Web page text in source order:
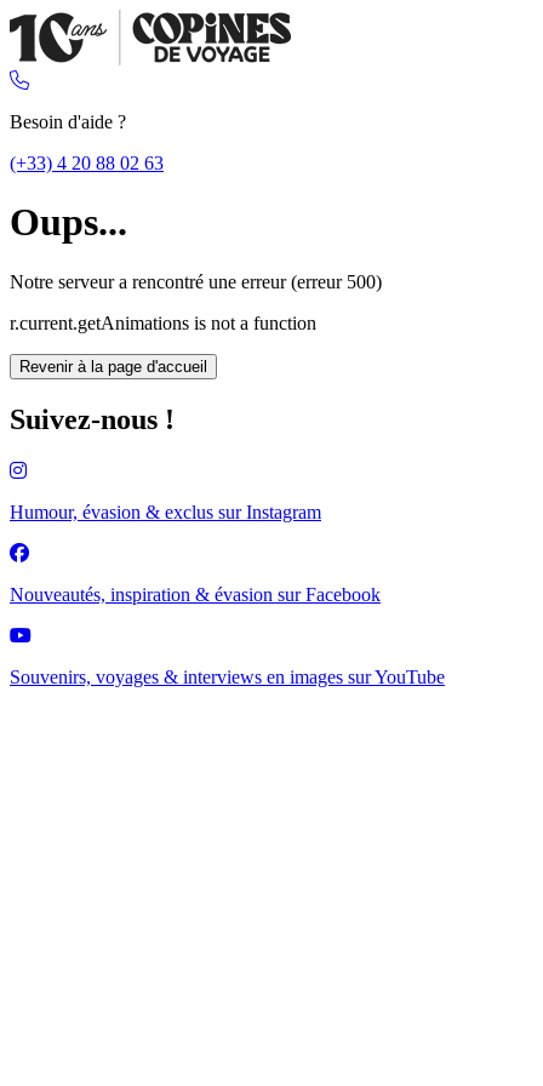
Besoin d'aide ?
(+33) 4 20 88 02 63
Oups...
Notre serveur a rencontré une erreur (erreur 500)
r.current.getAnimations is not a function
Revenir à la page d'accueil
Suivez-nous !
Humour, évasion & exclus surInstagram
Nouveautés, inspiration & évasion surFacebook
Souvenirs, voyages & interviews en images surYouTube